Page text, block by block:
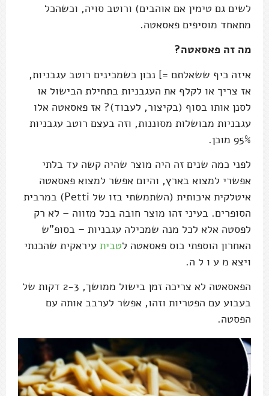
לשים גם טימין אם אוהבים) ורוטב סויה, וכשהכל
מתאחד מוסיפים פאסאטה.
מה זה פאסאטה?
איזה כיף ששאלתם =] נכון כשמכינים רוטב עגבניות,
אז צריך או לקלף את העגבניות בתחילת הבישול או
לסנן אותו בסוף (בקיצור, לעבוד)? אז פאסאטה אלו
עגבניות מבושלות מסוננות, וזה בעצם רוטב עגבניות
95% מוכן.
לפני כמה שנים זה היה מוצר שהיה קשה עד בלתי
אפשרי למצוא בארץ, והיום אפשר למצוא פאסאטה
איטלקית איכותית (השתמשתי בזו של Petti) במרבית
הסופרים. בעיני זהו מוצר חובה בכל מזווה – לא רק
לפסטה אלא לכל מנה שמכילה עגבניות – בסופ"ש
האחרון הוספתי כוס פאסאטה לטבית עיראקית שהכנתי
ויצא מ ע ו ל ה.
הפאסאטה לא צריכה זמן בישול ממושך, 2-3 דקות של
בעבוע עם הפטריות וזהו, אפשר לערבב אותה עם
הפסטה.